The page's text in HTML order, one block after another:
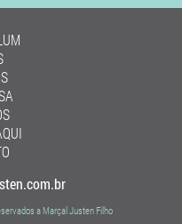
a Marçal Justen Filho